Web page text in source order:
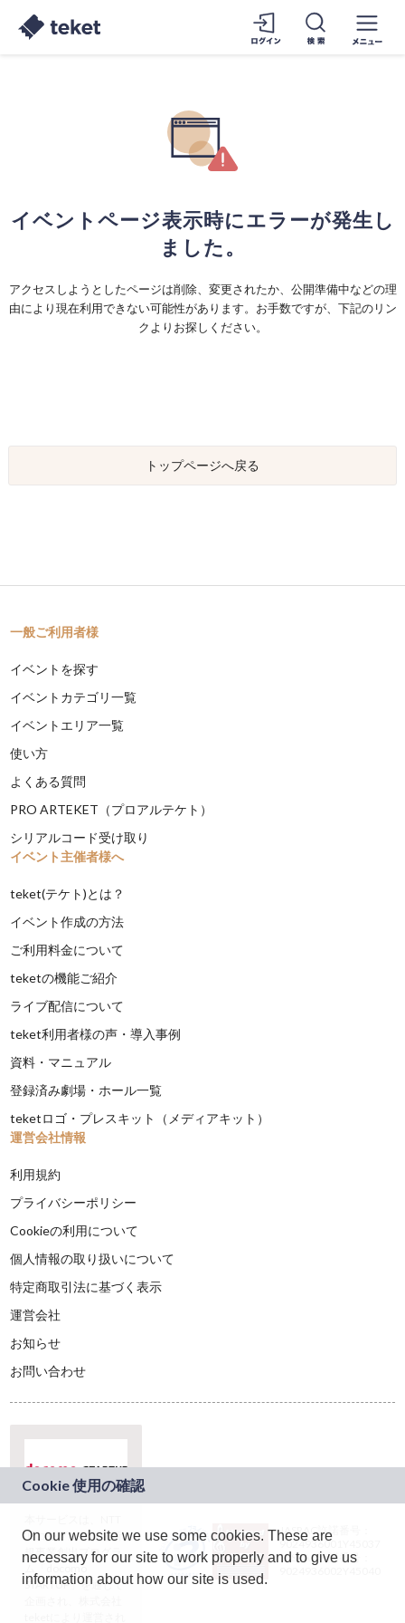
イベントページ表示時にエラーが発生し
ました。
アクセスしようとしたページは削除、変更されたか、公開準備中などの理
由により現在利用できない可能性があります。お手数ですが、下記のリン
クよりお探しください。
トップページへ戻る
一般ご利用者様
イベントを探す
イベントカテゴリ一覧
イベントエリア一覧
使い方
よくある質問
PRO ARTEKET（プロアルテケト）
シリアルコード受け取り
イベント主催者様へ
teket(テケト)とは？
イベント作成の方法
ご利用料金について
teketの機能ご紹介
ライブ配信について
teket利用者様の声・導入事例
資料・マニュアル
登録済み劇場・ホール一覧
teketロゴ・プレスキット（メディアキット）
運営会社情報
利用規約
プライバシーポリシー
Cookieの利用について
個人情報の取り扱いについて
特定商取引法に基づく表示
運営会社
お知らせ
お問い合わせ
ドコモグループの新
規事業創出プログラ
ム「docomo
STARTUP」を通じて
JASRAC許諾番号：
9024936001Y45037
JASRAC許諾番号：
On our website we use some cookies. These are
necessary for our site to work properly and to give us
information about how our site is used.